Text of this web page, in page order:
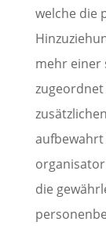
welche die
mehr einer
die